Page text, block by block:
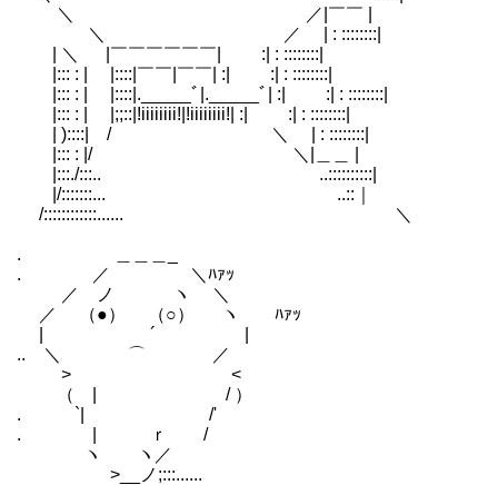
＼ ／|￣￣ |
＼ ／ | : ::::::::|
| ＼ |￣￣￣￣￣￣| :| : ::::::::|
|::: : | |::::|￣￣|￣￣| :| :| : ::::::::|
|::: : | |::::|._____ﾞ|._____ﾞ| :| :| : ::::::::|
|::: : | |;;::|!iiiiiiii!|!iiiiiiii!| :| :| : ::::::::|
| )::::| / ＼ | : ::::::::|
|::: : |/ ＼|＿＿ |
|:::./:::.. ..::::::::::|
|/:::::::... ..::｜
/::::::::::::...... ＼
. ＿＿＿_
. ／ ＼ﾊｧｯ
／ ノ ヽ ＼
／ （●） （○） ヽ ﾊｧｯ
| ´ |
.. ＼ ⌒ ／
> <
（ | / ）
. `| /'
. | ｒ /
ヽ ヽ／
>__ノ;:::......